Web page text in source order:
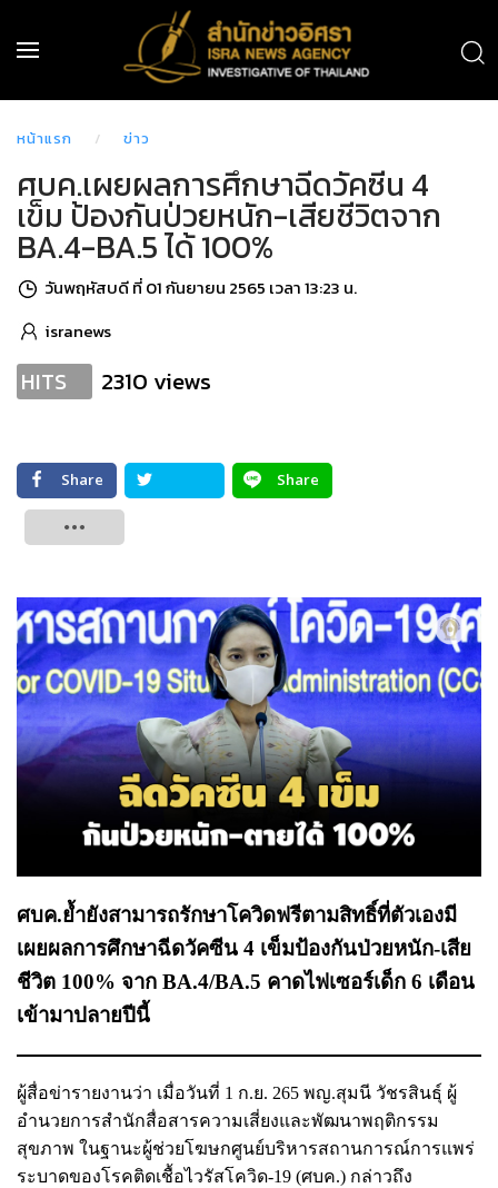
หน้าแรก ข่าว
ศบค.เผยผลการศึกษาฉีดวัคซีน 4
เข็ม ป้องกันป่วยหนัก-เสียชีวิตจาก
BA.4-BA.5 ได้ 100%
วันพฤหัสบดี ที่ 01 กันยายน 2565 เวลา 13:23 น.
isranews
HITS 2310 views
Share
Share
ศบค.ย้ำยังสามารถรักษาโควิดฟรีตามสิทธิ์ที่ตัวเองมี
เผยผลการศึกษาฉีดวัคซีน 4 เข็มป้องกันป่วยหนัก-เสีย
ชีวิต 100% จาก BA.4/BA.5 คาดไฟเซอร์เด็ก 6 เดือน
เข้ามาปลายปีนี้
ผู้สื่อข่ารายงานว่า เมื่อวันที่ 1 ก.ย. 265 พญ.สุมนี วัชรสินธุ์ ผู้
อำนวยการสำนักสื่อสารความเสี่ยงและพัฒนาพฤติกรรม
สุขภาพ ในฐานะผู้ช่วยโฆษกศูนย์บริหารสถานการณ์การแพร่
ระบาดของโรคติดเชื้อไวรัสโควิด-19 (ศบค.) กล่าวถึง